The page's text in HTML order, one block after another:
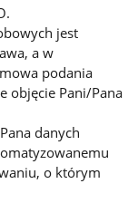
jest
a w
podania
objęcie Pani/Pana
danych
o którym